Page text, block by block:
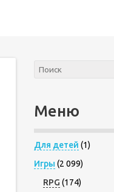
Меню
Для детей (1)
Игры (2 099)
RPG (174)